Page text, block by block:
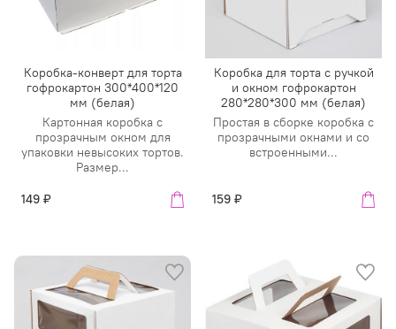
Коробка-конверт для торта
гофрокартон 300*400*120
мм (белая)
Картонная коробка с
прозрачным окном для
упаковки невысоких тортов.
Размер...
149 ₽
Коробка для торта с ручкой
и окном гофрокартон
280*280*300 мм (белая)
Простая в сборке коробка с
прозрачными окнами и со
встроенными...
159 ₽